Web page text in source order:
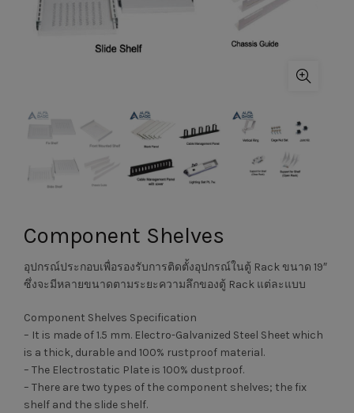
Component Shelves
อุปกรณ์ประกอบเพื่อรองรับการติดตั้งอุปกรณ์ในตู้ Rack ขนาด 19″
ซึ่งจะมีหลายขนาดตามระยะความลึกของตู้ Rack แต่ละแบบ
Component Shelves Specification
– It is made of 1.5 mm. Electro-Galvanized Steel Sheet which
is a thick, durable and 100% rustproof material.
– The Electrostatic Plate is 100% dustproof.
– There are two types of the component shelves; the fix
shelf and the slide shelf.